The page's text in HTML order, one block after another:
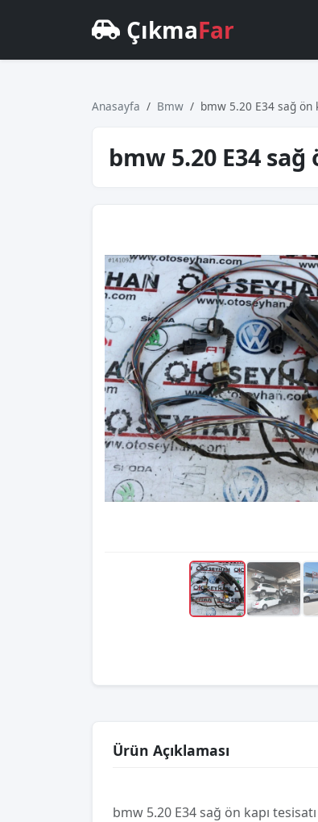
ÇıkmaFar
Anasayfa Bmw bmw 5.20 E34 sağ ön
bmw 5.20 E34 sağ
Ürün Açıklaması
bmw 5.20 E34 sağ ön kapı tesisatı